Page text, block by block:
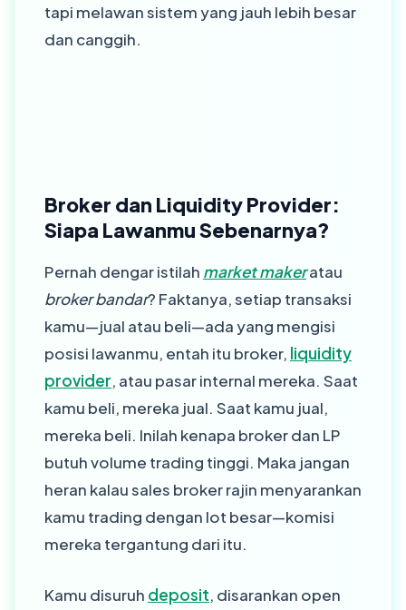
tapi melawan sistem yang jauh lebih besar
dan canggih.
Broker dan Liquidity Provider:
Siapa Lawanmu Sebenarnya?
Pernah dengar istilah market makeratau
broker bandar? Faktanya, setiap transaksi
kamu—jual atau beli—ada yang mengisi
posisi lawanmu, entah itu broker, liquidity
provider, atau pasar internal mereka. Saat
kamu beli, mereka jual. Saat kamu jual,
mereka beli. Inilah kenapa broker dan LP
butuh volume trading tinggi. Maka jangan
heran kalau sales broker rajin menyarankan
kamu trading dengan lot besar—komisi
mereka tergantung dari itu.
Kamu disuruh deposit, disarankan open